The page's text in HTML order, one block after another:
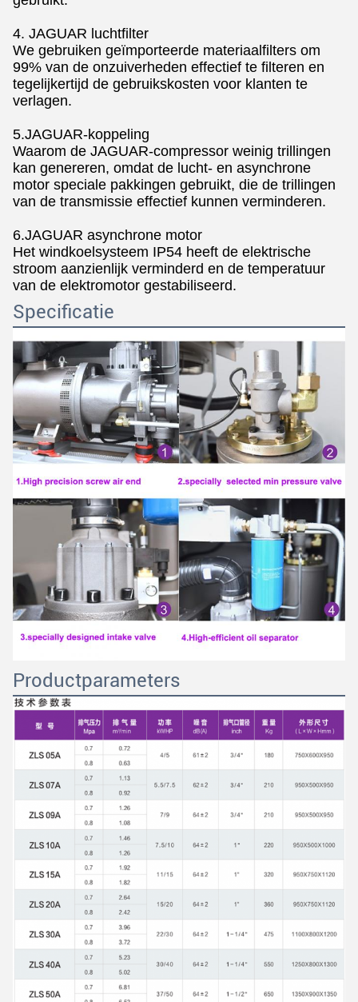
4. JAGUAR luchtfilter
We gebruiken geïmporteerde materiaalfilters om
99% van de onzuiverheden effectief te filteren en
tegelijkertijd de gebruikskosten voor klanten te
verlagen.
5.JAGUAR-koppeling
Waarom de JAGUAR-compressor weinig trillingen
kan genereren, omdat de lucht- en asynchrone
motor speciale pakkingen gebruikt, die de trillingen
van de transmissie effectief kunnen verminderen.
6.JAGUAR asynchrone motor
Het windkoelsysteem IP54 heeft de elektrische
stroom aanzienlijk verminderd en de temperatuur
van de elektromotor gestabiliseerd.
Specificatie
Productparameters